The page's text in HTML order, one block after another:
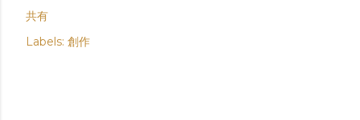
共有
Labels: 創作